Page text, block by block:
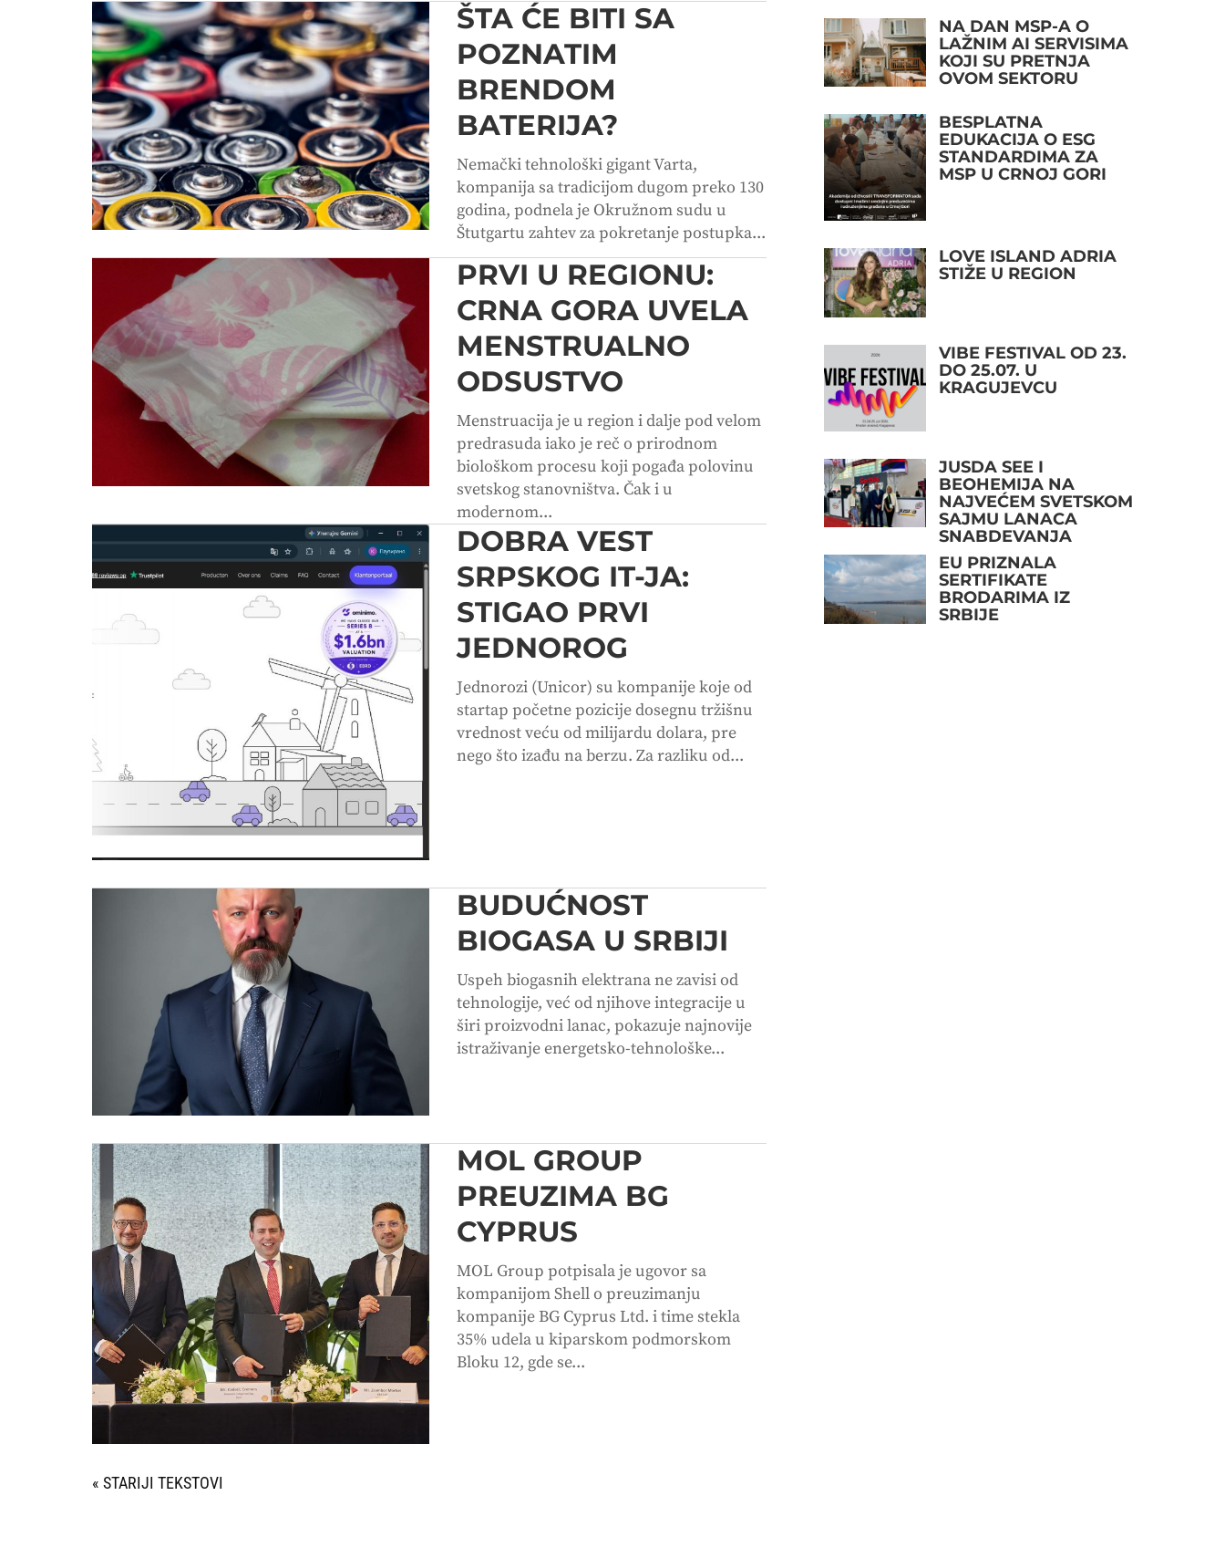
ŠTA ĆE BITI SA
POZNATIM
BRENDOM
BATERIJA?
Nemački tehnološki gigant Varta,
kompanija sa tradicijom dugom preko 130
godina, podnela je Okružnom sudu u
Štutgartu zahtev za pokretanje postupka...
PRVI U REGIONU:
CRNA GORA UVELA
MENSTRUALNO
ODSUSTVO
Menstruacija je u region i dalje pod velom
predrasuda iako je reč o prirodnom
biološkom procesu koji pogađa polovinu
svetskog stanovništva. Čak i u
modernom...
DOBRA VEST
SRPSKOG IT-JA:
STIGAO PRVI
JEDNOROG
Jednorozi (Unicor) su kompanije koje od
startap početne pozicije dosegnu tržišnu
vrednost veću od milijardu dolara, pre
nego što izađu na berzu. Za razliku od...
BUDUĆNOST
BIOGASA U SRBIJI
Uspeh biogasnih elektrana ne zavisi od
tehnologije, već od njihove integracije u
širi proizvodni lanac, pokazuje najnovije
istraživanje energetsko-tehnološke...
MOL GROUP
PREUZIMA BG
CYPRUS
MOL Group potpisala je ugovor sa
kompanijom Shell o preuzimanju
kompanije BG Cyprus Ltd. i time stekla
35% udela u kiparskom podmorskom
Bloku 12, gde se...
« STARIJI UNOSI
NA DAN MSP-A O
LAŽNIM AI SERVISIMA
KOJI SU PRETNJA
OVOM SEKTORU
BESPLATNA
EDUKACIJA O ESG
STANDARDIMA ZA
MSP U CRNOJ GORI
LOVE ISLAND ADRIA
STIŽE U REGION
VIBE FESTIVAL OD 23.
DO 25.07. U
KRAGUJEVCU
JUSDA SEE I
BEOHEMIJA NA
NAJVEĆEM SVETSKOM
SAJMU LANACA
SNABDEVANJA
EU PRIZNALA
SERTIFIKATE
BRODARIMA IZ
SRBIJE